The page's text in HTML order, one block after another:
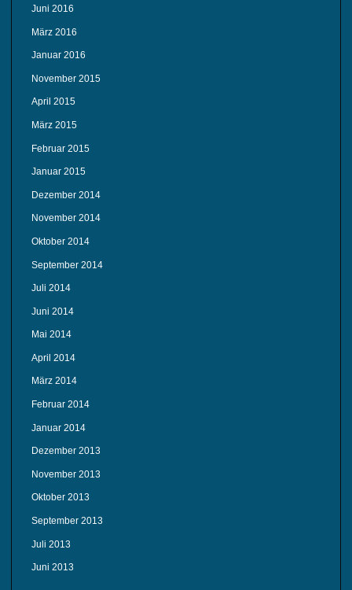
Juni 2016
März 2016
Januar 2016
November 2015
April 2015
März 2015
Februar 2015
Januar 2015
Dezember 2014
November 2014
Oktober 2014
September 2014
Juli 2014
Juni 2014
Mai 2014
April 2014
März 2014
Februar 2014
Januar 2014
Dezember 2013
November 2013
Oktober 2013
September 2013
Juli 2013
Juni 2013